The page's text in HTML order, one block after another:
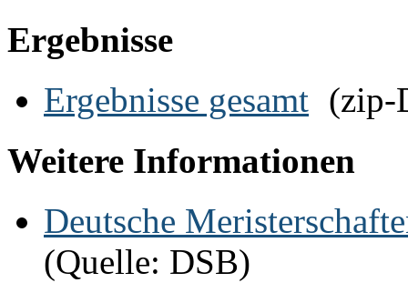
Ergebnisse
Ergebnisse gesamt (zip-
Weitere Informationen
Deutsche
(Quelle: DSB)